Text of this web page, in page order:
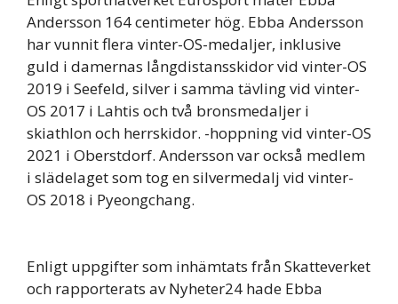
Andersson 164 centimeter hög. Ebba Andersson
har vunnit flera vinter-OS-medaljer, inklusive
guld i damernas långdistansskidor vid vinter-OS
2019 i Seefeld, silver i samma tävling vid vinter-
OS 2017 i Lahtis och två bronsmedaljer i
skiathlon och herrskidor. -hoppning vid vinter-OS
2021 i Oberstdorf. Andersson var också medlem
i slädelaget som tog en silvermedalj vid vinter-
OS 2018 i Pyeongchang.
Enligt uppgifter som inhämtats från Skatteverket
och rapporterats av Nyheter24 hade Ebba